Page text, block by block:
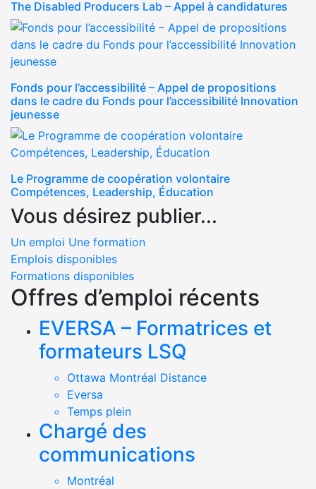
The Disabled Producers Lab – Appel à candidatures
Fonds pour l’accessibilité – Appel de propositions
dans le cadre du Fonds pour l’accessibilité Innovation
jeunesse
Le Programme de coopération volontaire
Compétences, Leadership, Éducation
Vous désirez publier...
Un emploi Une formation
Emplois disponibles
Formations disponibles
Offres d’emploi récents
EVERSA – Formatrices et
formateurs LSQ
Ottawa Montréal Distance
Eversa
Temps plein
Chargé des
communications
Montréal